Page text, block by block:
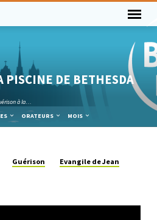
PISCINE DE BETHESDA
à la…
ORATEURS MOIS
Guérison
Evangile de Jean